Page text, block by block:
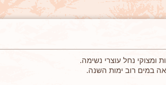
ומצוקי נחל עוצרי נשימה.